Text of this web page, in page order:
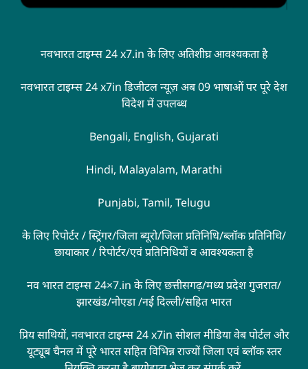
नवभारत टाइम्स 24 x7.in के लिए अतिशीघ्र आवश्यकता है
नवभारत टाइम्स 24 x7in डिजीटल न्यूज़ अब 09 भाषाओं पर पूरे देश
विदेश में उपलब्ध
Bengali, English, Gujarati
Hindi, Malayalam, Marathi
Punjabi, Tamil, Telugu
के लिए रिपोर्टर / स्ट्रिंगर/जिला ब्यूरो/जिला प्रतिनिधि/ब्लॉक प्रतिनिधि/
छायाकार / रिपोर्टर/एवं प्रतिनिधियों व आवश्यकता है
नव भारत टाइम्स 24×7.in के लिए छत्तीसगढ़/मध्य प्रदेश गुजरात/
झारखंड/नोएडा /नई दिल्ली/सहित भारत
प्रिय साथियों, नवभारत टाइम्स 24 x7in सोशल मीडिया वेब पोर्टल और
यूट्यूब चैनल में पूरे भारत सहित विभिन्न राज्यों जिला एवं ब्लॉक स्तर